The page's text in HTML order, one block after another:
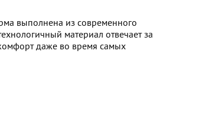
выполнена из современного
материал отвечает за
даже во время самых